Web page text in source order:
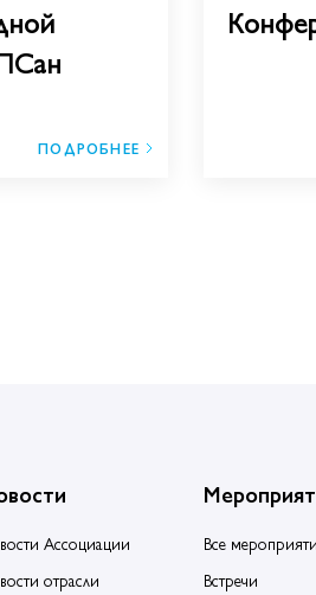
ПОДРОБНЕЕ
Ассоциации
отрасли
Все
Встречи